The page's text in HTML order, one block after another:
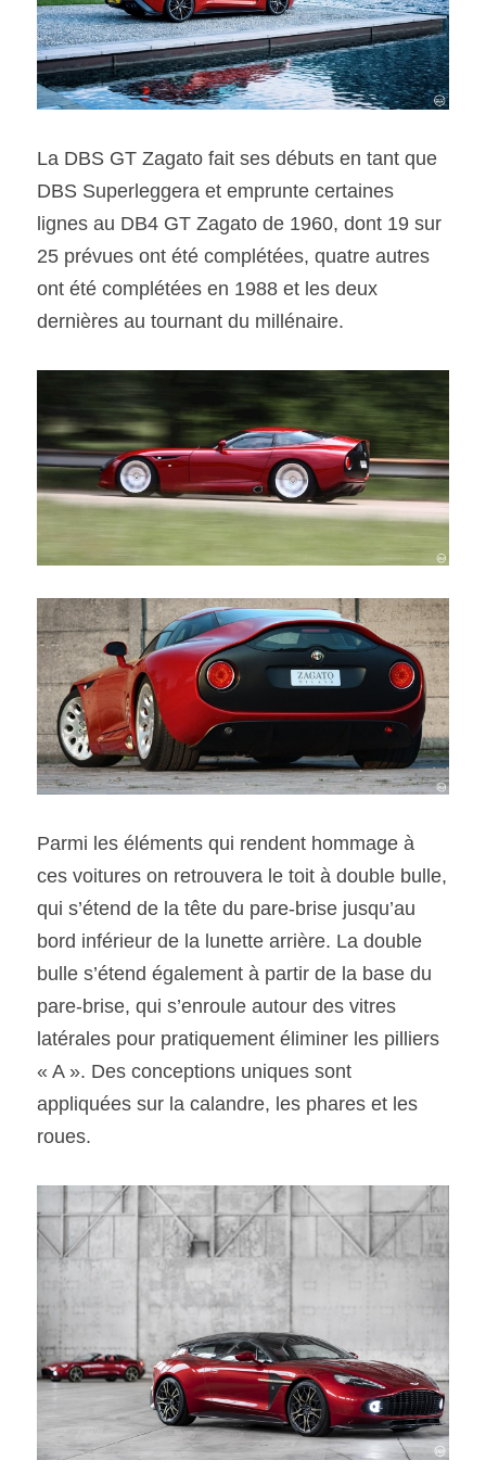
La DBS GT Zagato fait ses débuts en tant que
DBS Superleggera et emprunte certaines
lignes au DB4 GT Zagato de 1960, dont 19 sur
25 prévues ont été complétées, quatre autres
ont été complétées en 1988 et les deux
dernières au tournant du millénaire.
Parmi les éléments qui rendent hommage à
ces voitures on retrouvera le toit à double bulle,
qui s’étend de la tête du pare-brise jusqu’au
bord inférieur de la lunette arrière. La double
bulle s’étend également à partir de la base du
pare-brise, qui s’enroule autour des vitres
latérales pour pratiquement éliminer les pilliers
« A ». Des conceptions uniques sont
appliquées sur la calandre, les phares et les
roues.